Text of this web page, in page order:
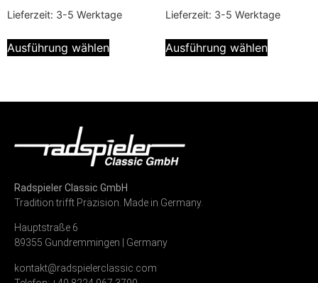
Lieferzeit: 3-5 Werktage
Ausführung wählen
Lieferzeit: 3-5 Werktage
Ausführung wählen
Radspieler Classic GmbH
Tradition trifft Präzision. Made in Germany.
Hauptstraße 6
89355 Gundremmingen | Germany
kontakt@radspielerclassic.com